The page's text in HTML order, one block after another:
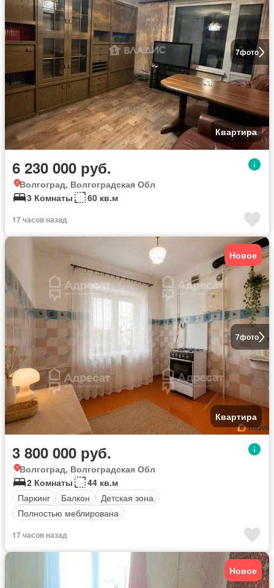
7фото
Квартира
6 230 000 руб.
Волгоград, Волгоградская Обл
3 Комнаты
60 кв.м
17 часов назад
7фото
Новое
Квартира
3 800 000 руб.
Волгоград, Волгоградская Обл
2 Комнаты
44 кв.м
Паркинг
Балкон
Детская зона
Полностью меблирована
17 часов назад
Новое